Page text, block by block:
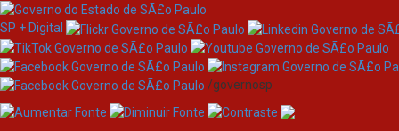
SP + Digital
/governosp